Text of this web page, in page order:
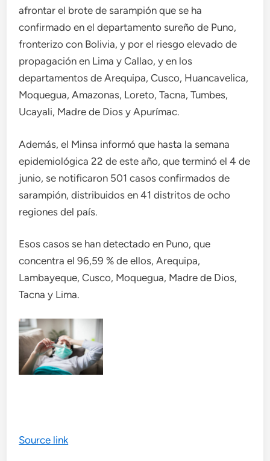
afrontar el brote de sarampión que se ha
confirmado en el departamento sureño de Puno,
fronterizo con Bolivia, y por el riesgo elevado de
propagación en Lima y Callao, y en los
departamentos de Arequipa, Cusco, Huancavelica,
Moquegua, Amazonas, Loreto, Tacna, Tumbes,
Ucayali, Madre de Dios y Apurímac.
Además, el Minsa informó que hasta la semana
epidemiológica 22 de este año, que terminó el 4 de
junio, se notificaron 501 casos confirmados de
sarampión, distribuidos en 41 distritos de ocho
regiones del país.
Esos casos se han detectado en Puno, que
concentra el 96,59 % de ellos, Arequipa,
Lambayeque, Cusco, Moquegua, Madre de Dios,
Tacna y Lima.
Source link